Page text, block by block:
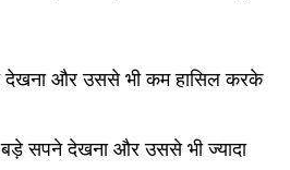
देखना और उससे भी कम हासिल करके
सपने देखना और उससे भी ज्यादा